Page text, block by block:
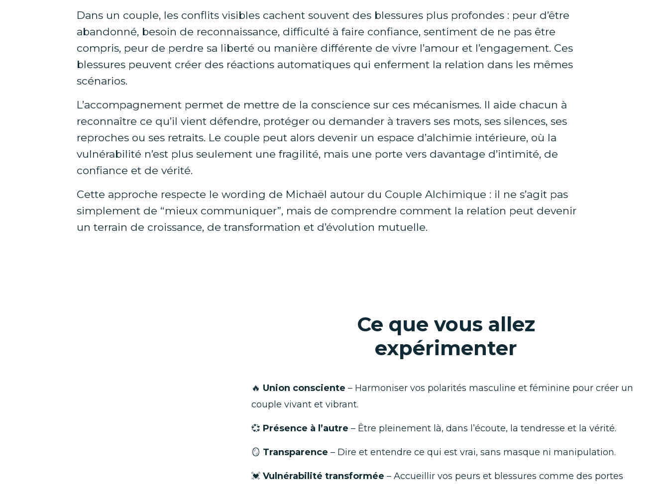
Dans un couple, les conflits visibles cachent souvent des blessures plus profondes : peur d’être
abandonné, besoin de reconnaissance, difficulté à faire confiance, sentiment de ne pas être
compris, peur de perdre sa liberté ou manière différente de vivre l’amour et l’engagement. Ces
blessures peuvent créer des réactions automatiques qui enferment la relation dans les mêmes
scénarios.
L’accompagnement permet de mettre de la conscience sur ces mécanismes. Il aide chacun à
reconnaître ce qu’il vient défendre, protéger ou demander à travers ses mots, ses silences, ses
reproches ou ses retraits. Le couple peut alors devenir un espace d’alchimie intérieure, où la
vulnérabilité n’est plus seulement une fragilité, mais une porte vers davantage d’intimité, de
confiance et de vérité.
Cette approche respecte le wording de Michaël autour du Couple Alchimique : il ne s’agit pas
simplement de “mieux communiquer”, mais de comprendre comment la relation peut devenir
un terrain de croissance, de transformation et d’évolution mutuelle.
Ce que vous allez
expérimenter
🔥 Union consciente – Harmoniser vos polarités masculine et féminine pour créer un
couple vivant et vibrant.
💞 Présence à l’autre – Être pleinement là, dans l’écoute, la tendresse et la vérité.
🪞 Transparence – Dire et entendre ce qui est vrai, sans masque ni manipulation.
💓 Vulnérabilité transformée – Accueillir vos peurs et blessures comme des portes